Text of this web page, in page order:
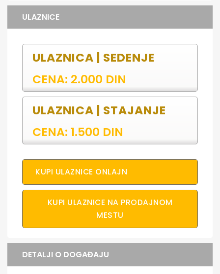
ULAZNICE
ULAZNICA | SEDENJE
CENA: 2.000 DIN
ULAZNICA | STAJANJE
CENA: 1.500 DIN
KUPI ULAZNICE ONLAJN
KUPI ULAZNICE NA PRODAJNOM
MESTU
DETALJI O DOGAĐAJU